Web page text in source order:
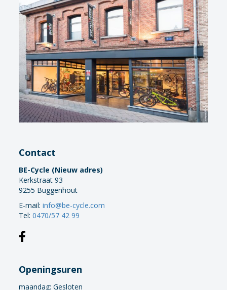
Sportvoeding
Verlichting
Verzorging
Contact
BE-Cycle (Nieuw adres)
Kerkstraat 93
9255 Buggenhout
E-mail:info@be-cycle.com
Tel:0470/57 42 99
Openingsuren
maandag:Gesloten